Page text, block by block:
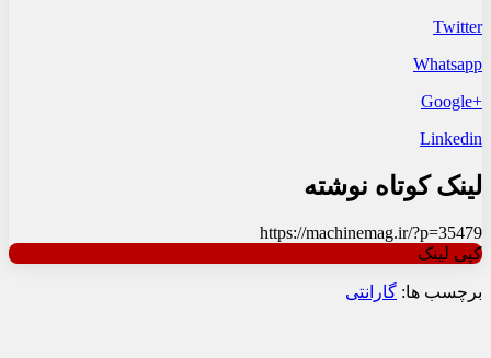
Twitter
Whatsapp
+Google
Linkedin
لینک کوتاه نوشته
https://machinemag.ir/?p=35479
کپی لینک
برچسب ها: گارانتی